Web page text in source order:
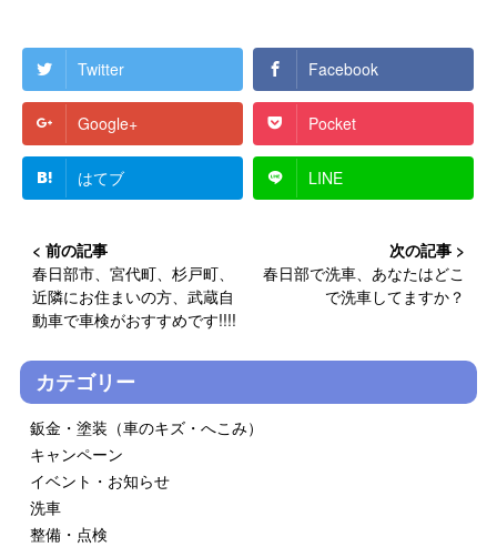
Twitter Facebook
Google+ Pocket
はてブ LINE
春日部市、宮代町、杉戸町、
近隣にお住まいの方、武蔵自
動車で車検がおすすめです!!!!
春日部で洗車、あなたはどこ
で洗車してますか？
カテゴリー
鈑金・塗装（車のキズ・へこみ）
キャンペーン
イベント・お知らせ
洗車
整備・点検